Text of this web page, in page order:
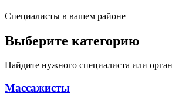
Специалисты в вашем районе
Выберите категорию
Найдите нужного специалиста или
Массажисты